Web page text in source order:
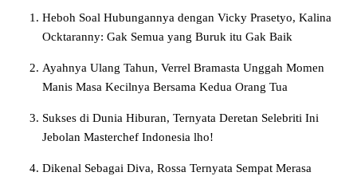
Heboh Soal Hubungannya dengan Vicky Prasetyo, Kalina
Ocktaranny: Gak Semua yang Buruk itu Gak Baik
Ayahnya Ulang Tahun, Verrel Bramasta Unggah Momen
Manis Masa Kecilnya Bersama Kedua Orang Tua
Sukses di Dunia Hiburan, Ternyata Deretan Selebriti Ini
Jebolan Masterchef Indonesia lho!
Dikenal Sebagai Diva, Rossa Ternyata Sempat Merasa